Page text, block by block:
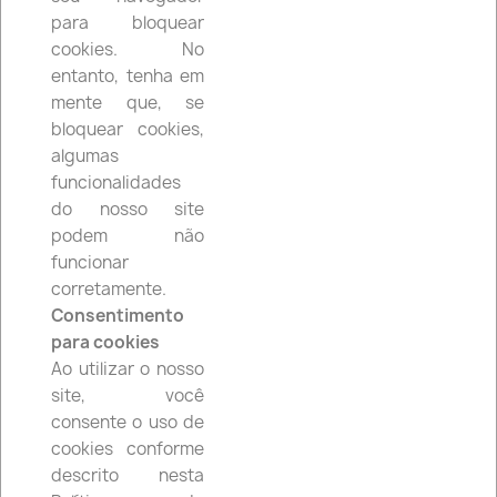
se bloquear cookies, algumas funcionalidades do
nosso site podem não funcionar corretamente.
Consentimento para cookies
Ao utilizar o nosso site, você consente o uso de
cookies conforme descrito nesta Política de
Cookies. Caso não concorde, por favor, ajuste as
configurações do seu navegador ou abandone o
site.
FacebookInstagram
PRODUTOS
para bloquear
cookies. No
entanto, tenha em
mente que, se
bloquear cookies,
algumas
funcionalidades
do nosso site
podem não
funcionar
corretamente.
Consentimento
para cookies
Ao utilizar o nosso
site, você
consente o uso de
cookies conforme
descrito nesta